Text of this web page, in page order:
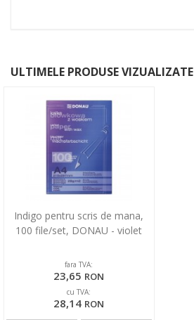
ULTIMELE PRODUSE VIZUALIZATE
Indigo pentru scris de mana,
100 file/set, DONAU - violet
fara TVA:
23,65 RON
cu TVA:
28,14 RON